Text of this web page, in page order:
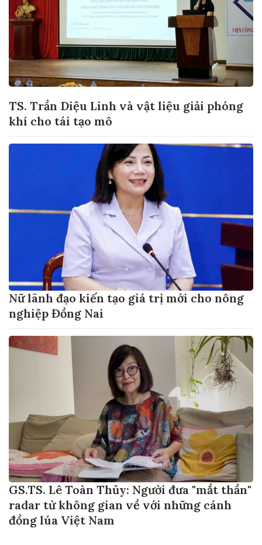
TS. Trần Diệu Linh và vật liệu giải phóng
khí cho tái tạo mô
Nữ lãnh đạo kiến tạo giá trị mới cho nông
nghiệp Đồng Nai
GS.TS. Lê Toàn Thủy: Người đưa "mắt thần"
radar từ không gian về với những cánh
đồng lúa Việt Nam